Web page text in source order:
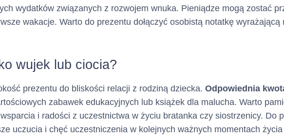
: Nie dotyczy
opcjonalny)
Nie dotyczy
:
opcjonalny)
Nie dotyczy
wydatków związanych z rozwojem wnuka. Pieniądze mogą zostać
wakacje. Warto do prezentu dołączyć osobistą notatkę wyrażającą
wujek lub ciocia?
prezentu do bliskości relacji z rodziną dziecka. Odpowiednia
zabawek edukacyjnych lub książek dla malucha. Warto
i radości z uczestnictwa w życiu bratanka czy siostrzenicy. Do
uczucia i chęć uczestniczenia w kolejnych ważnych momentach